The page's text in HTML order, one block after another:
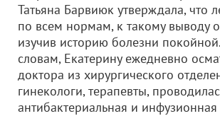
Татьяна Барвиюк утверждала, что
по всем нормам, к такому выводу
изучив историю болезни
словам, Екатерину ежедневно
доктора из хирургического
гинекологи, терапевты,
антибактериальная и инфузионная